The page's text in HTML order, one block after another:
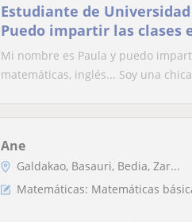
Estudiante de
Puedo impartir las clases
química,mate, inglés
Mi nombre es Paula y puedo
matemáticas, inglés... Soy una
Ane
Galdakao, Basauri, Bedia, Zar...
Matemáticas: Matemáticas